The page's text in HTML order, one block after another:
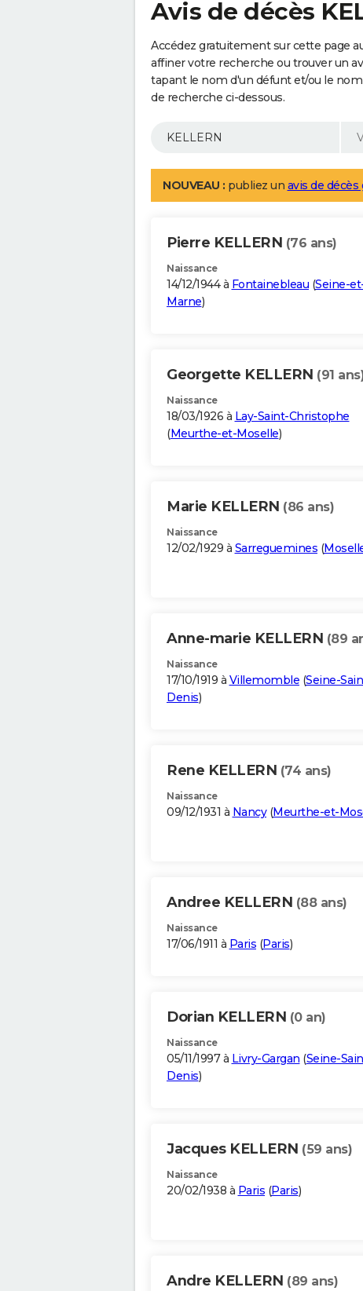
Avis de décès
Accédez gratuitement sur cette page
affiner votre recherche ou trouver un
tapant le nom d'un défunt et/ou le
de recherche ci-dessous.
NOUVEAU : publiez un avis de décès
Pierre KELLERN (76 ans)
Naissance
14/12/1944 à Fontainebleau (Seine-
Marne)
Georgette KELLERN (91
Naissance
18/03/1926 à Lay-Saint-Christophe
(Meurthe-et-Moselle)
Marie KELLERN (86 ans)
Naissance
12/02/1929 à Sarreguemines (
Anne-marie KELLERN (89
Naissance
17/10/1919 à Villemomble (Seine-
Denis)
Rene KELLERN (74 ans)
Naissance
09/12/1931 à Nancy(Meurthe-et-
Andree KELLERN (88 ans)
Naissance
17/06/1911 à Paris (Paris)
Dorian KELLERN (0 an)
Naissance
05/11/1997 à Livry-Gargan (Seine-
Denis)
Jacques KELLERN (59 ans)
Naissance
20/02/1938 à Paris (Paris)
Andre KELLERN (89 ans)